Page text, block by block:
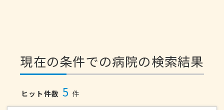
現在の条件での病院の検索結果
ヒット件数 5 件